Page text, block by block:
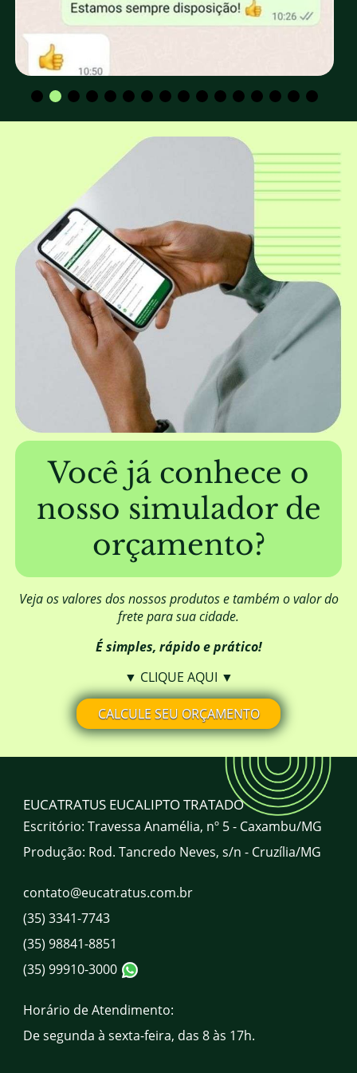
Os valores para CPF e CNPJ são os mesmos?
Qual a altura padrão dos mourões
utilizados para construção de cerca e
Qual o diâmetro mais utilizado para
construção de cerca e curral?
Além dos mourões roliços, a EUCATRATUS
também trabalha com mourões
quadrados?
A EUCATRATUS trabalha com mourões
furados?
Além de fornecer a madeira, a EUCATRATUS
também elabora projetos de construção?
Posso aplicar algum produto para
melhorar o aspecto visual da madeira?
Qual é a origem da madeira da
EUCATRATUS?
A madeira da EUCATRATUS necessita de
Onde comprar mourão de eucalipto
tratado em Minas Gerais? Qual a
A EUCATRATUS atende todo o Brasil?
Qual o horário de atendimento da
Quais são os canais de atendimento da
EUCATRATUS?
Você já conhece o
nosso simulador de
orçamento?
Veja os valores dos nossos produtos e também o valor do
frete para sua cidade.
É simples, rápido e prático!
▼ CLIQUE AQUI ▼
CALCULE SEU ORÇAMENTO
EUCATRATUS EUCALIPTO TRATADO
Escritório: Travessa Anamélia, nº 5 - Caxambu/MG
Produção: Rod. Tancredo Neves, s/n - Cruzília/MG
contato@eucatratus.com.br
(35) 3341-7743
(35) 98841-8851
(35) 99910-3000
Horário de Atendimento:
De segunda à sexta-feira, das 8 às 17h.